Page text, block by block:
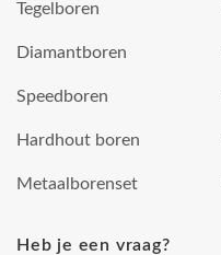
Tegelboren
Diamantboren
Speedboren
Hardhout boren
Metaalborenset
Heb je een vraag?